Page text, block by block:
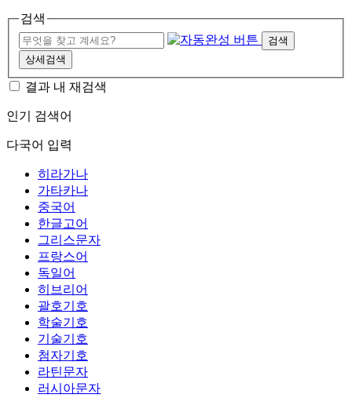
검색
검색
상세검색
결과 내 재검색
인기 검색어
다국어 입력
히라가나
가타카나
중국어
한글고어
그리스문자
프랑스어
독일어
히브리어
괄호기호
학술기호
기술기호
첨자기호
라틴문자
러시아문자